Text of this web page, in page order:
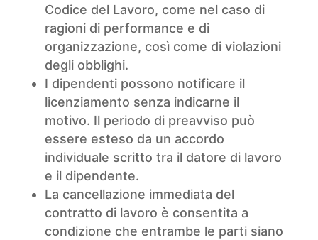
Codice del Lavoro, come nel caso di
ragioni di performance e di
organizzazione, così come di violazioni
degli obblighi.
I dipendenti possono notificare il
licenziamento senza indicarne il
motivo. Il periodo di preavviso può
essere esteso da un accordo
individuale scritto tra il datore di lavoro
e il dipendente.
La cancellazione immediata del
contratto di lavoro è consentita a
condizione che entrambe le parti siano